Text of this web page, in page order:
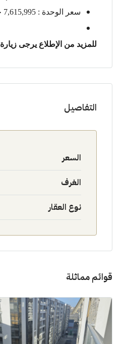
سعر الوحدة : 7,615,995 جنيهاً مصريا
للمزيد من الإطلاع يرجى زيارة
التفاصيل
السعر
الغرف
نوع العقار
قوائم مماثلة